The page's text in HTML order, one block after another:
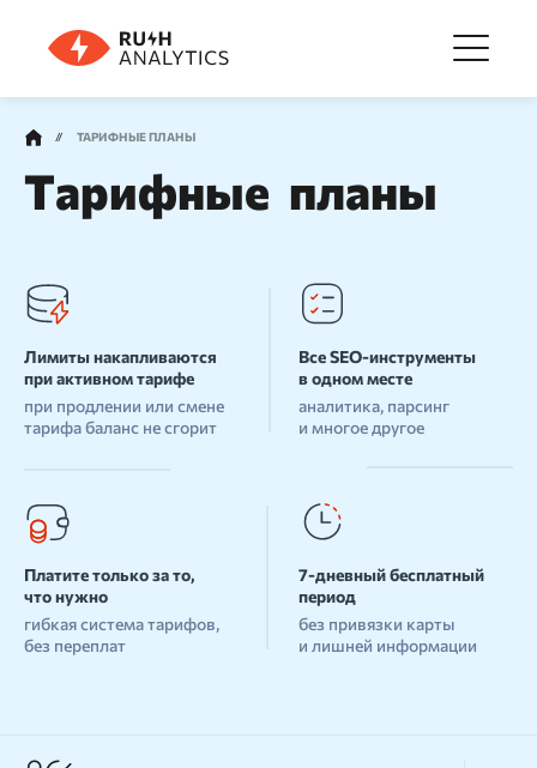
Меню
Инструменты
FAQ
Цены
Блог
SEO продвижение
ТАРИФНЫЕ ПЛАНЫ
Тарифные ­ планы
Лимиты накапливаются
при активном тарифе
при продлении или смене
тарифа баланс не сгорит
Все SEO-инструменты
в одном месте
аналитика, парсинг
и многое другое
Платите только за то,
что нужно
гибкая система тарифов,
без переплат
7-дневный бесплатный
период
без привязки карты
и лишней информации